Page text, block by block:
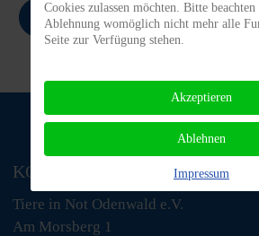
Zurück
KONTAKT
Tiere in Not Odenwald e.V.
Am Morsberg 1
Cookies zulassen möchten. Bitte
Ablehnung womöglich nicht mehr alle
Seite zur Verfügung stehen.
Akzeptieren
Ablehnen
Impressum